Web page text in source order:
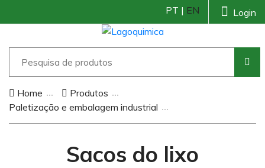
Login
PT | EN
Home
Produtos
Paletização e embalagem industrial
Sacos do lixo